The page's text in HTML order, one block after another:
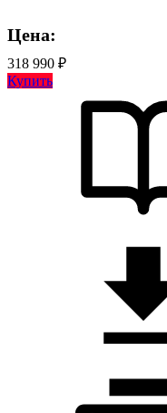
Цена:
318 990 ₽
Купить